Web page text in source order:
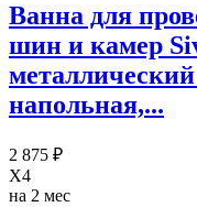
Ванна для
шин и камер
напольная,...
2 875 ₽
X4
на 2 мес